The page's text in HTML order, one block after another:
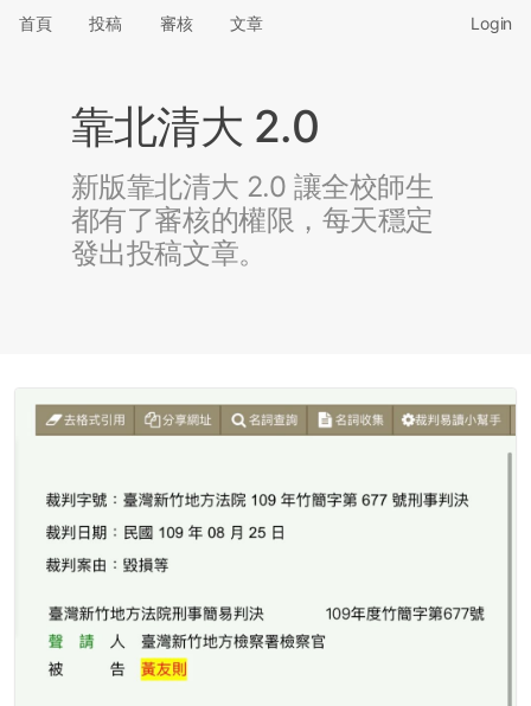
首頁 投稿 審核 文章 Login
靠北清大 2.0
新版靠北清大 2.0 讓全校師生
都有了審核的權限，每天穩定
發出投稿文章。